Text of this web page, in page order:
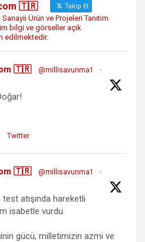
🇹🇷 Takip Et
Ürün ve Projeleri Tanıtım
bilgi ve görseller açık
edilmektedir.
🇹🇷 @millisavunma1
·
Twitter
🇹🇷 @millisavunma1
·
test atışında hareketli
isabetle vurdu.
gücü, milletimizin azmi ve